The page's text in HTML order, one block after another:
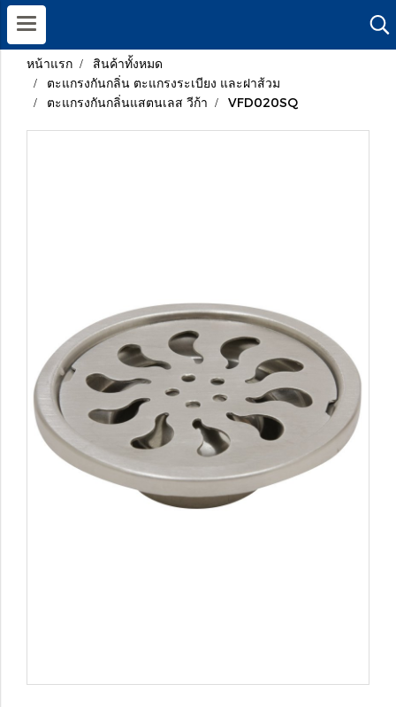
หน้าแรก
สินค้าทั้งหมด
ตะแกรงกันกลิ่น ตะแกรงระเบียง และฝาส้วม
ตะแกรงกันกลิ่นแสตนเลส วีก้า
VFD020SQ